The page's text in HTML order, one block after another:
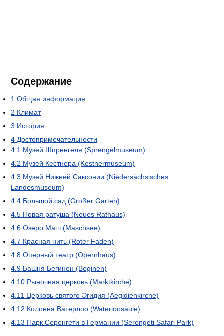
Содержание
1 Общая информация
2 Климат
3 История
4 Достопримечательности
4.1 Музей Шпренгеля (Sprengelmuseum)
4.2 Музей Кестнера (Kestnermuseum)
4.3 Музей Нижней Саксонии (Niedersächsisches
Landesmuseum)
4.4 Большой сад (Großer Garten)
4.5 Новая ратуша (Neues Rathaus)
4.6 Озеро Маш (Maschsee)
4.7 Красная нить (Roter Faden)
4.8 Оперный театр (Opernhaus)
4.9 Башня Бегинен (Beginen)
4.10 Рыночная церковь (Marktkirche)
4.11 Церковь святого Эгидия (Aegidienkirche)
4.12 Колонна Ватерлоо (Waterloosäule)
4.13 Парк Серенгети в Германии (Serengeti Safari Park)